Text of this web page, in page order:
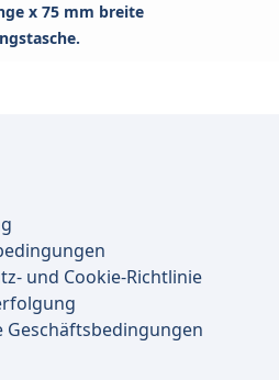
x 75 mm breite
und Cookie-Richtlinie
Geschäftsbedingungen